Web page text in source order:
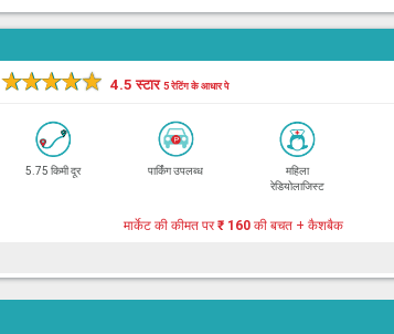
★★★★★ 4.5 स्टार5 रेटिंग के आधार पे
5.75 किमी दूर पार्किंग उपलब्ध
महिला
रेडियोलाजिस्ट
मार्केट की कीमत पर₹ 160 की बचत + कैशबैक